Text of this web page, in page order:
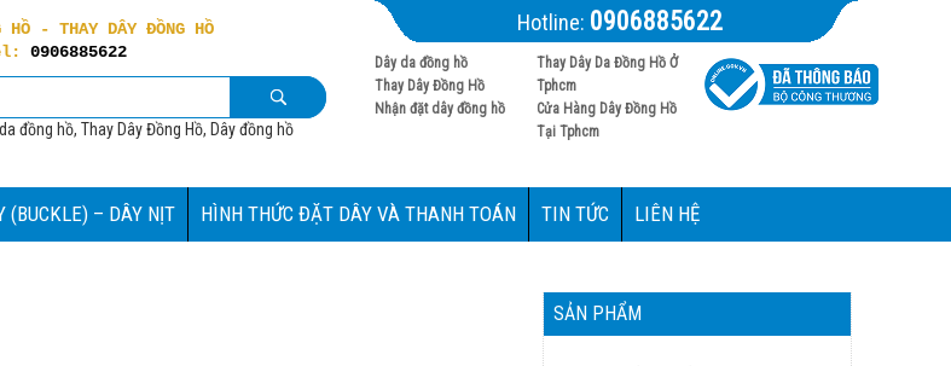
HỒ - THAY DÂY ĐỒNG HỒ
0906885622
đồng hồ, Thay Dây Đồng Hồ, Dây đồng hồ
Hotline: 0906885622
Dây da đồng hồ
Thay Dây Đồng Hồ
Nhận đặt dây đồng hồ
Thay Dây Da Đồng Hồ Ở
Tphcm
Cửa Hàng Dây Đồng Hồ
Tại Tphcm
(BUCKLE) – DÂY NỊT HÌNH THỨC ĐẶT DÂY VÀ THANH TOÁN TIN TỨC LIÊN HỆ
SẢN PHẨM